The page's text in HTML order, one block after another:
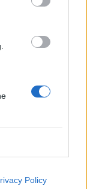
Policy
a székely
Csíkszeredai